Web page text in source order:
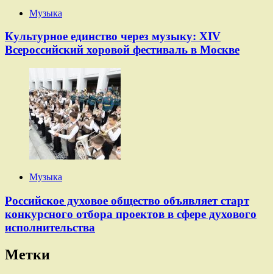
Музыка
Культурное единство через музыку: XIV
Всероссийский хоровой фестиваль в Москве
Музыка
Российское духовое общество объявляет старт
конкурсного отбора проектов в сфере духового
исполнительства
Метки